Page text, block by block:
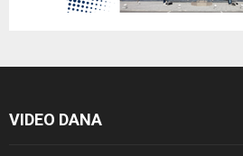
VIDEO DANA